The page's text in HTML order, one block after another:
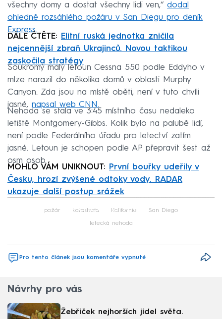
všechny domy a dostat všechny lidi ven,“ dodal
ohledně rozsáhlého požáru v San Diegu pro deník
Express.
DÁLE ČTĚTE:
Elitní ruská jednotka zničila
nejcennější zbraň Ukrajinců. Novou taktikou
zaskočila stratégy
Soukromý malý letoun Cessna 550 podle Eddyho v
mlze narazil do několika domů v oblasti Murphy
Canyon. Zda jsou na místě oběti, není v tuto chvíli
jasné, napsal web CNN.
Nehoda se stala ve 3:45 místního času nedaleko
letiště Montgomery-Gibbs. Kolik bylo na palubě lidí,
není podle Federálního úřadu pro letectví zatím
jasné. Letoun je schopen podle AP přepravit šest až
osm osob.
MOHLO VÁM UNIKNOUT:
První bouřky udeřily v
Česku, hrozí zvýšené odtoky vody. RADAR
ukazuje další postup srážek
Failed to fetch
požár katastrofa Kalifornie San Diego
letecká nehoda
Pro tento článek jsou komentáře vypnuté
Návrhy pro vás
Žebříček nejhorších jídel světa.